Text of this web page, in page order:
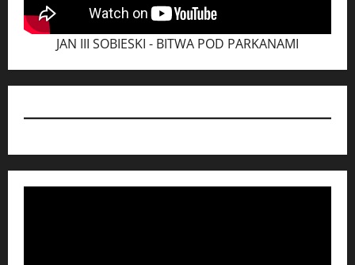
JAN III SOBIESKI - BITWA POD PARKANAMI